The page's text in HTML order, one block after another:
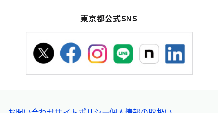
東京都公式SNS